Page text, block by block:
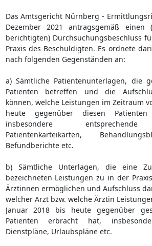
Das Amtsgericht Nürnberg -
Dezember 2021 antragsgemäß
berichtigten) Durchsuchungsbeschluss
Praxis des Beschuldigten. Es ordnete
nach folgenden Gegenständen an:
a) Sämtliche Patientenunterlagen, die
Patienten betreffen und die
können, welche Leistungen im Zeitraum
heute gegenüber diesen
insbesondere entsprechende
Patientenkarteikarten,
Befundberichte etc.
b) Sämtliche Unterlagen, die eine
bezeichneten Leistungen zu in der
Ärztinnen ermöglichen und Aufschluss
welcher Arzt bzw. welche Ärztin
Januar 2018 bis heute gegenüber
Patienten erbracht hat,
Dienstpläne, Urlaubspläne etc.